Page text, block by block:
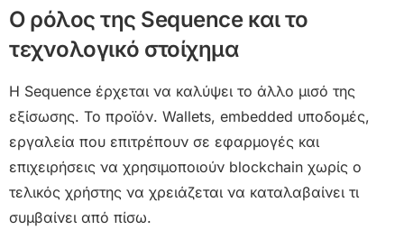
Ο ρόλος της Sequence και το
τεχνολογικό στοίχημα
Η Sequence έρχεται να καλύψει το άλλο μισό της
εξίσωσης. Το προϊόν. Wallets, embedded υποδομές,
εργαλεία που επιτρέπουν σε εφαρμογές και
επιχειρήσεις να χρησιμοποιούν blockchain χωρίς ο
τελικός χρήστης να χρειάζεται να καταλαβαίνει τι
συμβαίνει από πίσω.